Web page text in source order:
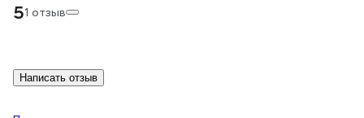
51 отзыв
Написать отзыв